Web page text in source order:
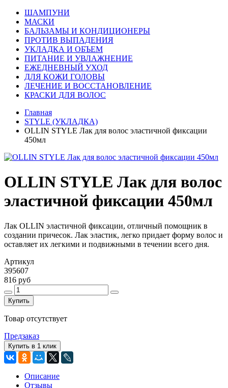
ШАМПУНИ
МАСКИ
БАЛЬЗАМЫ И КОНДИЦИОНЕРЫ
ПРОТИВ ВЫПАДЕНИЯ
УКЛАДКА И ОБЪЕМ
ПИТАНИЕ И УВЛАЖНЕНИЕ
ЕЖЕДНЕВНЫЙ УХОД
ДЛЯ КОЖИ ГОЛОВЫ
ЛЕЧЕНИЕ И ВОССТАНОВЛЕНИЕ
КРАСКИ ДЛЯ ВОЛОС
Главная
STYLE (УКЛАДКА)
OLLIN STYLE Лак для волос эластичной фиксации
450мл
OLLIN STYLE Лак для волос
эластичной фиксации 450мл
Лак OLLIN эластичной фиксации, отличный помощник в
создании причесок. Лак эластик, легко придает форму волос и
оставляет их легкими и подвижными в течении всего дня.
Артикул
395607
816 руб
Купить
Товар отсутствует
Предзаказ
Купить в 1 клик
Описание
Отзывы